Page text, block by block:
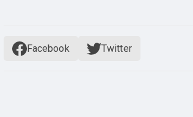
Facebook Twitter